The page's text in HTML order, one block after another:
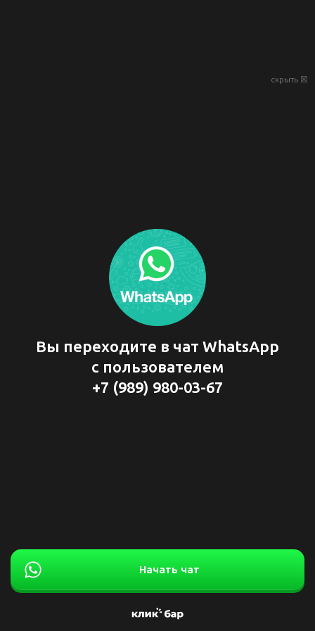
скрыть ☒
Вы переходите в чат WhatsApp
с пользователем
+7 (989) 980-03-67
Начать чат